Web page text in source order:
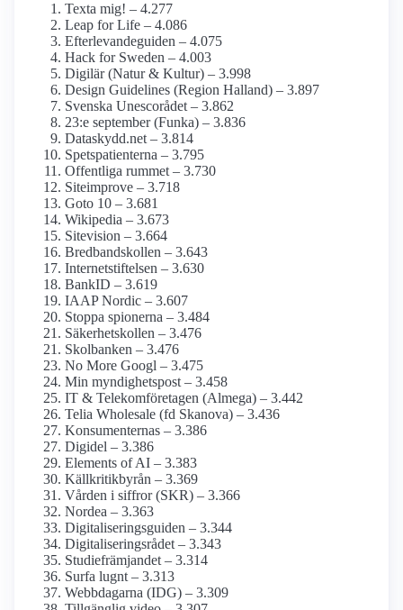
Texta mig! – 4.277
Leap for Life – 4.086
Efterlevande­guiden – 4.075
Hack for Sweden – 4.003
Digilär (Natur & Kultur) – 3.998
Design Guidelines (Region Halland) – 3.897
Svenska Unescorådet – 3.862
23:e september (Funka) – 3.836
Dataskydd.net – 3.814
Spetspatienterna – 3.795
Offentliga rummet – 3.730
Siteimprove – 3.718
Goto 10 – 3.681
Wikipedia – 3.673
Sitevision – 3.664
Bredbands­kollen – 3.643
Internet­stiftelsen – 3.630
BankID – 3.619
IAAP Nordic – 3.607
Stoppa spionerna – 3.484
Säkerhetskollen – 3.476
Skolbanken – 3.476
No More Googl – 3.475
Min myndighets­post – 3.458
IT & Telekom­företagen (Almega) – 3.442
Telia Wholesale (fd Skanova) – 3.436
Konsumenternas – 3.386
Digidel – 3.386
Elements of AI – 3.383
Källkritikbyrån – 3.369
Vården i siffror (SKR) – 3.366
Nordea – 3.363
Digitaliseringsguiden – 3.344
Digitaliseringsrådet – 3.343
Studiefrämjandet – 3.314
Surfa lugnt – 3.313
Webbdagarna (IDG) – 3.309